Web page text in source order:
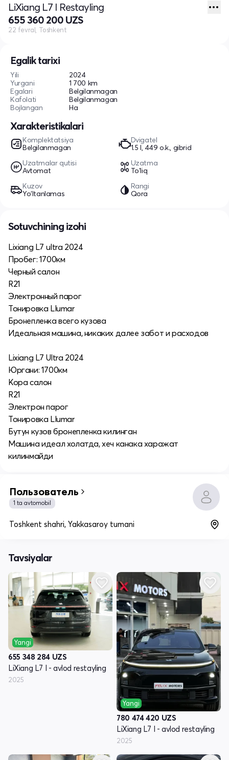
Egalik tarixi
Yili
2024
Yurgani
1 700 km
Egalari
Belgilanmagan
Kafolati
Belgilanmagan
Bojlangan
Ha
Xarakteristikalari
Komplektatsiya
Belgilanmagan
Dvigatel
1.5 l, 449 o.k., gibrid
Uzatmalar qutisi
Avtomat
Uzatma
To'liq
Kuzov
Yo‘ltanlamas
Rangi
Qora
LiXiang L7 I Restayling
655 360 200 UZS
22 fevral, Toshkent
Sotuvchining izohi
Lixiang L7 ultra 2024
Пробег: 1700км
Черный салон
R21
Электронный парог
Тонировка Llumar
Бронепленка всего кузова
Идеальная машина, никаких далее забот и расходов
Lixiang L7 Ultra 2024
Юргани: 1700км
Кора салон
R21
Электрон парог
Тонировка Llumar
Бутун кузов бронепленка килинган
Машина идеал холатда, хеч канака харажат
килинмайди
Пользователь
1 ta avtomobil
Toshkent shahri, Yakkasaroy tumani
Tavsiyalar
Yangi
655 348 284 UZS
LiXiang L7 I - avlod restayling
2025
Yangi
780 474 420 UZS
LiXiang L7 I - avlod restayling
2025